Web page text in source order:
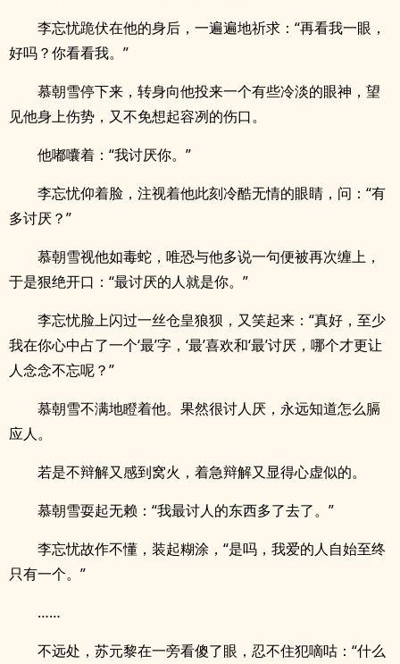
李忘忧跪伏在他的身后，一遍遍地祈求：“再看我一眼，
好吗？你看看我。”
慕朝雪停下来，转身向他投来一个有些冷淡的眼神，望
见他身上伤势，又不免想起容冽的伤口。
他嘟囔着：“我讨厌你。”
李忘忧仰着脸，注视着他此刻冷酷无情的眼睛，问：“有
多讨厌？”
慕朝雪视他如毒蛇，唯恐与他多说一句便被再次缠上，
于是狠绝开口：“最讨厌的人就是你。”
李忘忧脸上闪过一丝仓皇狼狈，又笑起来：“真好，至少
我在你心中占了一个‘最’字，‘最’喜欢和‘最’讨厌，哪个才更让
人念念不忘呢？”
慕朝雪不满地瞪着他。果然很讨人厌，永远知道怎么膈
应人。
若是不辩解又感到窝火，着急辩解又显得心虚似的。
慕朝雪耍起无赖：“我最讨人的东西多了去了。”
李忘忧故作不懂，装起糊涂，“是吗，我爱的人自始至终
只有一个。”
……
不远处，苏元黎在一旁看傻了眼，忍不住犯嘀咕：“什么